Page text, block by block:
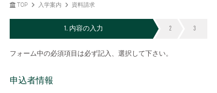
TOP 入学案内 資料請求
内容の入力
フォーム中の必須項目は必ず記入、選択して下さい。
申込者情報